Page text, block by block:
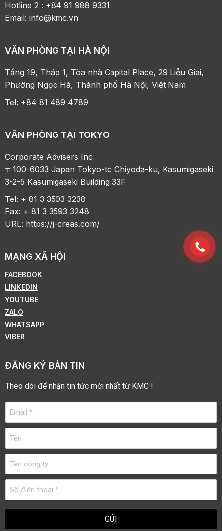
Hotline 2 : +84 91 988 9331
Email:info@kmc.vn
VĂN PHÒNG TẠI HÀ NỘI
Tầng 19, Tháp 1, Tòa nhà Capital Place, 29 Liễu Giai,
Phường Ngọc Hà, Thành phố Hà Nội, Việt Nam
Tel: +84 81 489 4789
VĂN PHÒNG TẠI TOKYO
Corporate Advisers Inc
〒100-6033 Japan Tokyo-to Chiyoda-ku, Kasumigaseki
3-2-5 Kasumigaseki Building 33F
Tel: + 81 3 3593 3238
Fax: + 81 3 3593 3248
URL: https://j-creas.com/
MẠNG XÃ HỘI
FACEBOOK
LINKEDIN
YOUTUBE
ZALO
WHATSAPP
VIBER
ĐĂNG KÝ BẢN TIN
Theo dõi để nhận tin tức mới nhất từ KMC !